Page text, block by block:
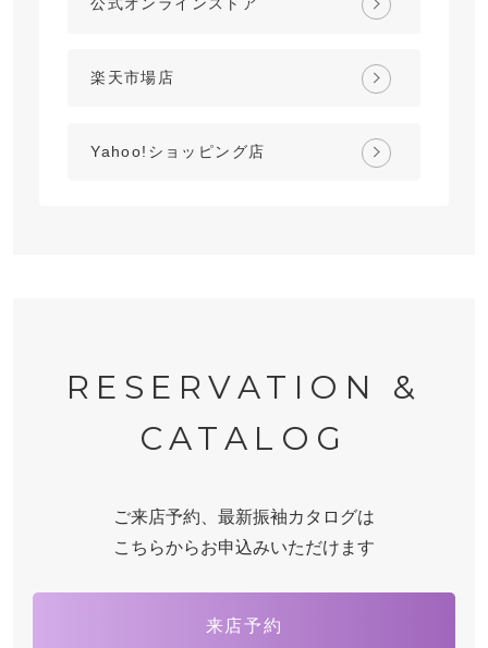
楽天市場店
Yahoo!ショッピング店
RESERVATION &
CATALOG
ご来店予約、最新振袖カタログは
こちらからお申込みいただけます
来店予約